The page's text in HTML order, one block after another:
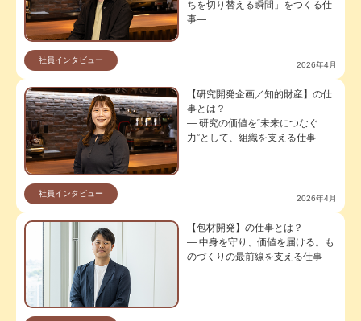
ちを切り替える瞬間」をつくる仕
事―
社員インタビュー
2026年4月
【研究開発企画／知的財産】の仕
事とは？
― 研究の価値を“未来につなぐ
力”として、組織を支える仕事 ―
社員インタビュー
2026年4月
【包材開発】の仕事とは？
― 中身を守り、価値を届ける。も
のづくりの最前線を支える仕事 ―